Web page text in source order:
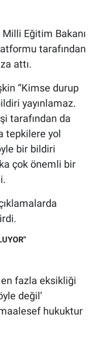
Eğitim Bakanı
tarafından
attı.
“Kimse durup
yayınlamaz.
tarafından da
tepkilere yol
bir bildiri
çok önemli bir
fazla eksikliği
değil’
hukuktur